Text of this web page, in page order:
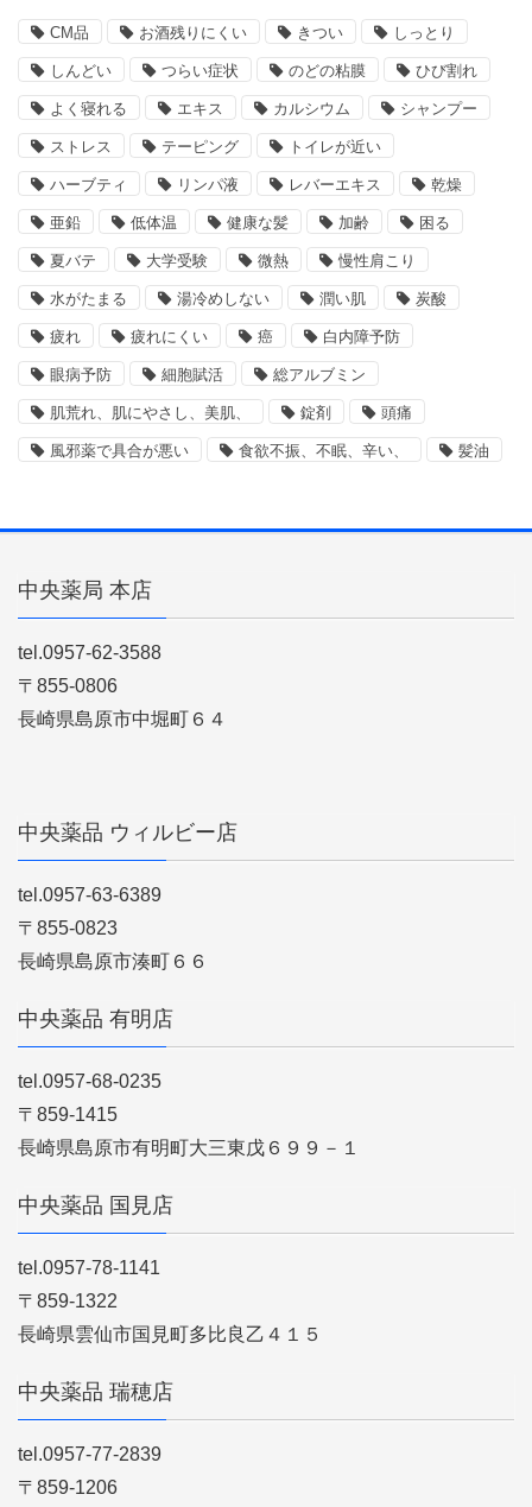
CM品 お酒残りにくい きつい しっとり
しんどい つらい症状 のどの粘膜 ひび割れ
よく寝れる エキス カルシウム シャンプー
ストレス テーピング トイレが近い
ハーブティ リンパ液 レバーエキス 乾燥
亜鉛 低体温 健康な髪 加齢 困る
夏バテ 大学受験 微熱 慢性肩こり
水がたまる 湯冷めしない 潤い肌 炭酸
疲れ 疲れにくい 癌 白内障予防
眼病予防 細胞賦活 総アルブミン
肌荒れ、肌にやさし、美肌、 錠剤 頭痛
風邪薬で具合が悪い 食欲不振、不眠、辛い、 髪油
中央薬局 本店
tel.0957-62-3588
〒855-0806
長崎県島原市中堀町６４
中央薬品 ウィルビー店
tel.0957-63-6389
〒855-0823
長崎県島原市湊町６６
中央薬品 有明店
tel.0957-68-0235
〒859-1415
長崎県島原市有明町大三東戊６９９－１
中央薬品 国見店
tel.0957-78-1141
〒859-1322
長崎県雲仙市国見町多比良乙４１５
中央薬品 瑞穂店
tel.0957-77-2839
〒859-1206